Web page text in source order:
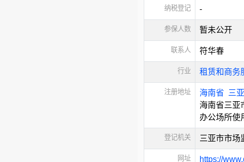
纳税登记 -
参保人数 暂未公开
联系人 符华春
行业 租赁和商务
注册地址 海南省 三
海南省三亚
办公场所使
登记机关 三亚市市场
网址 https://